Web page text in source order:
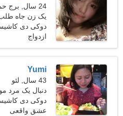
24 سال, برج حمل
یک زن جاه طلب
عشق واقعی
دوکی دی
ازدواج
Yumi
43 سال, لئو
دنبال یک مرد
با هم برقصند
دوکی دی
عشق واقعی